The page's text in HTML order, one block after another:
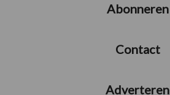
Abonneren
Contact
Adverteren